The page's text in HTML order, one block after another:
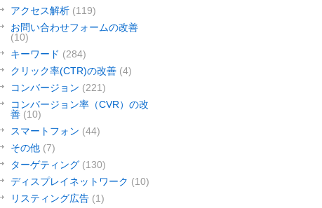
アクセス解析 (119)
お問い合わせフォームの改善
(10)
キーワード (284)
クリック率(CTR)の改善 (4)
コンバージョン (221)
コンバージョン率（CVR）の改
善 (10)
スマートフォン (44)
その他 (7)
ターゲティング (130)
ディスプレイネットワーク (10)
リスティング広告 (1)